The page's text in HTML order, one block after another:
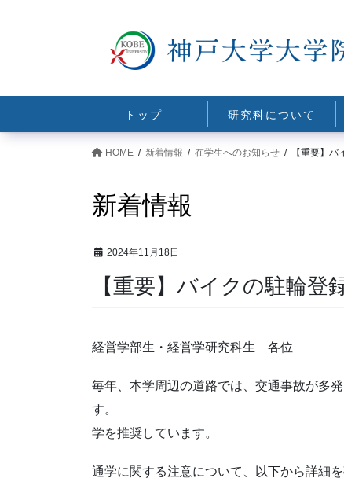
トップ 研究科について
HOME 新着情報 在学生へのお知らせ 【重要】
新着情報
2024年11月18日
【重要】バイクの駐輪登
経営学部生・経営学研究科生 各位
毎年、本学周辺の道路では、交通事故が多発
す。 学生の安全のため
学を推奨しています。
通学に関する注意について、以下から詳細